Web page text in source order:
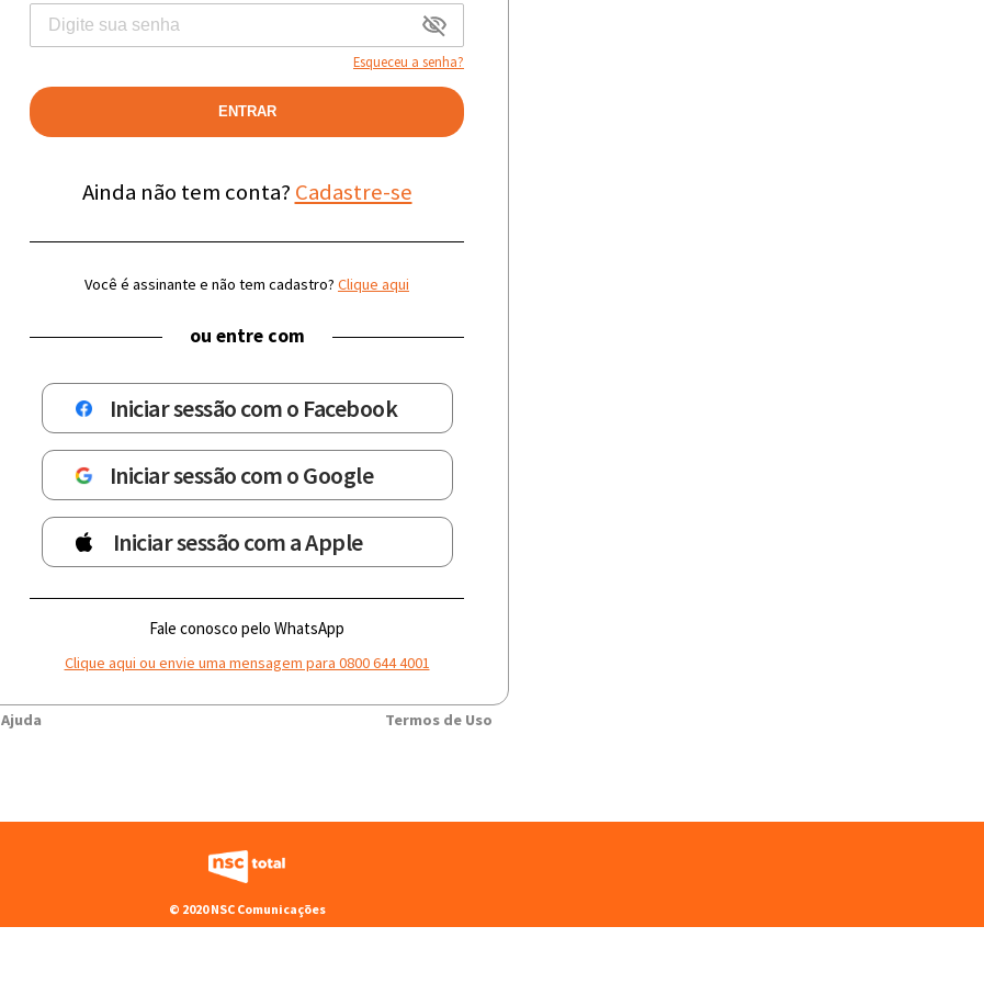
Esqueceu a senha?
ENTRAR
Ainda não tem conta? Cadastre-se
Você é assinante e não tem cadastro? Clique aqui
ou entre com
Iniciar sessão com o Facebook
Iniciar sessão com o Google
Iniciar sessão com a Apple
Fale conosco pelo WhatsApp
Clique aqui ou envie uma mensagem para 0800 644 4001
Ajuda Termos de Uso
© 2020 NSC Comunicações